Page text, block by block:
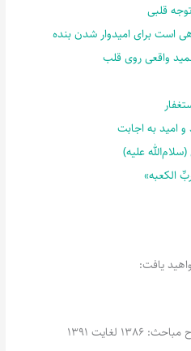
قلبی
است برای امیدوار شدن بنده
واقعی روی قلب
امید به اجابت
علیه)
الکعبه»
یافت:
لغایت 1391